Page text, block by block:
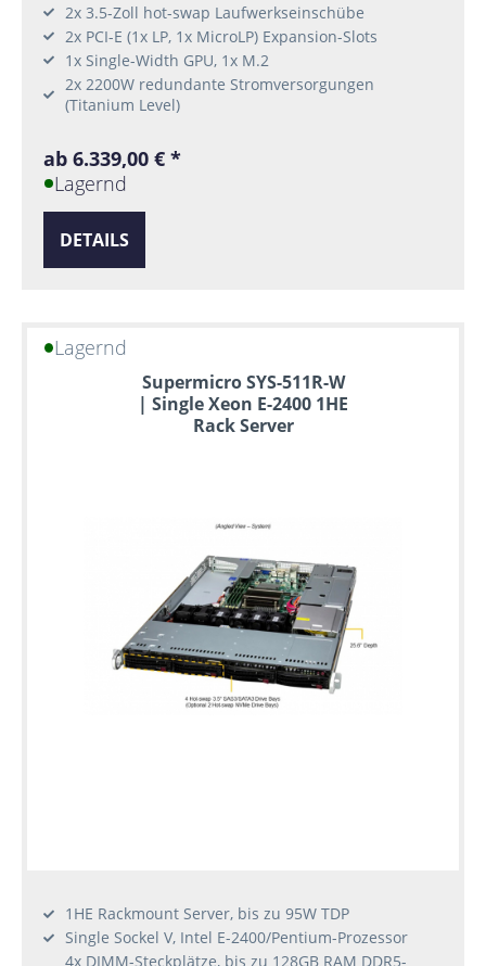
2x 3.5-Zoll hot-swap Laufwerkseinschübe
2x PCI-E (1x LP, 1x MicroLP) Expansion-Slots
1x Single-Width GPU, 1x M.2
2x 2200W redundante Stromversorgungen
(Titanium Level)
ab 6.339,00 € *
Lagernd
DETAILS
Lagernd
Supermicro SYS-511R-W
| Single Xeon E-2400 1HE
Rack Server
1HE Rackmount Server, bis zu 95W TDP
Single Sockel V, Intel E-2400/Pentium-Prozessor
4x DIMM-Steckplätze, bis zu 128GB RAM DDR5-